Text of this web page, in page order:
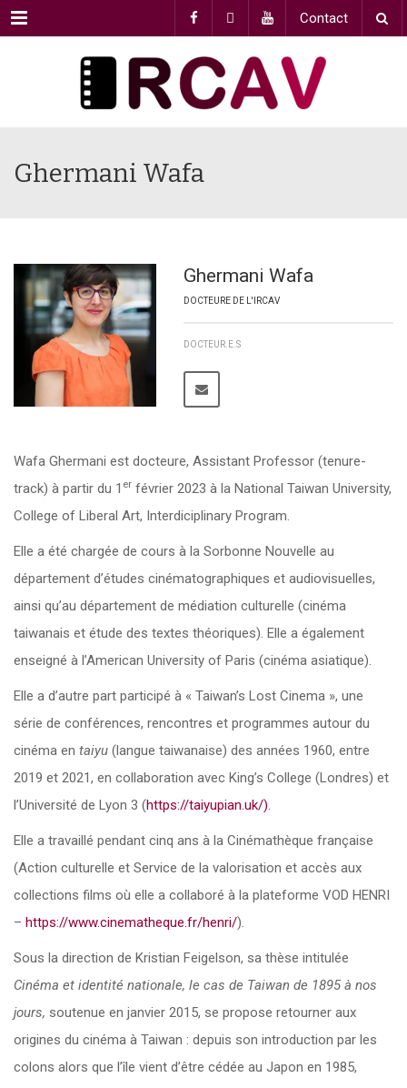
Menu Contact
Ghermani Wafa
Ghermani Wafa
DOCTEURE DE L'IRCAV
DOCTEUR.E.S
Wafa Ghermani est docteure, Assistant Professor (tenure-
track) à partir du 1 er février 2023 à la National Taiwan University,
College of Liberal Art, Interdiciplinary Program.
Elle a été chargée de cours à la Sorbonne Nouvelle au
département d’études cinématographiques et audiovisuelles,
ainsi qu’au département de médiation culturelle (cinéma
taiwanais et étude des textes théoriques). Elle a également
enseigné à l’American University of Paris (cinéma asiatique).
Elle a d’autre part participé à « Taiwan’s Lost Cinema », une
série de conférences, rencontres et programmes autour du
cinéma en taiyu (langue taiwanaise) des années 1960, entre
2019 et 2021, en collaboration avec King’s College (Londres) et
l’Université de Lyon 3 (https://taiyupian.uk/).
Elle a travaillé pendant cinq ans à la Cinémathèque française
(Action culturelle et Service de la valorisation et accès aux
collections films où elle a collaboré à la plateforme VOD HENRI
– https://www.cinematheque.fr/henri/).
Sous la direction de Kristian Feigelson, sa thèse intitulée
Cinéma et identité nationale, le cas de Taiwan de 1895 à nos
jours, soutenue en janvier 2015, se propose retourner aux
origines du cinéma à Taiwan : depuis son introduction par les
colons alors que l’île vient d’être cédée au Japon en 1985,